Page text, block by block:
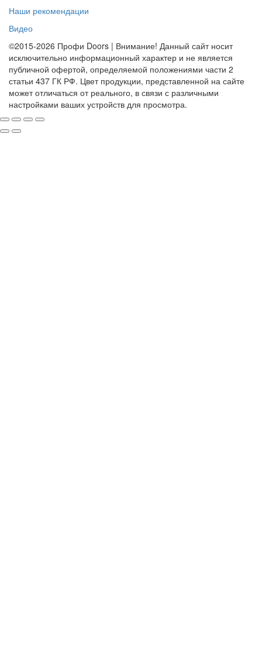
Наши рекомендации
Видео
©2015-2026 Профи Doors | Внимание! Данный сайт носит
исключительно информационный характер и не является
публичной офертой, определяемой положениями части 2
статьи 437 ГК РФ. Цвет продукции, представленной на сайте
может отличаться от реального, в связи с различными
настройками ваших устройств для просмотра.